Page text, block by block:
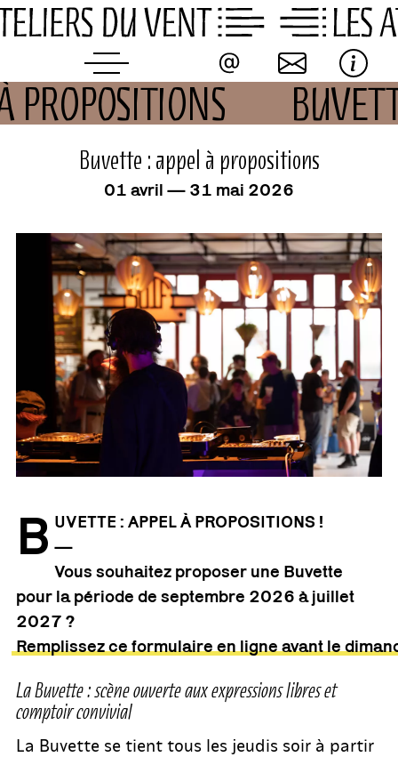
Skip
to
PROPOSITIONS
buvette
Buvette : appel à propositions
01 avril — 31 mai 2026
B UVETTE : APPEL À PROPOSITIONS !
—
Vous souhaitez proposer une Buvette
pour la période de septembre 2026 à juillet
2027 ?
Remplissez ce formulaire en ligne avant le
La Buvette : scène ouverte aux expressions libres et
comptoir convivial
La Buvette se tient tous les jeudis soir à partir